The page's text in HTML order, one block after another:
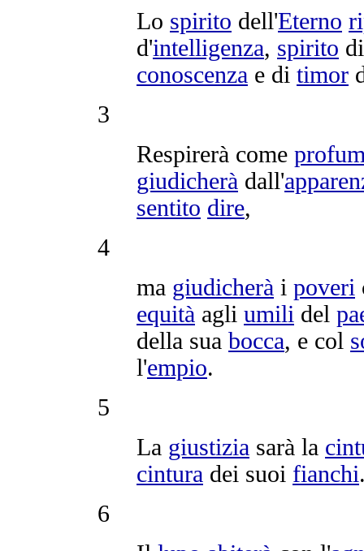
Lo spirito dell'Eterno
d'intelligenza, spirito
conoscenza e di timor
3
Respirerà come
giudicherà dall'
sentito dire,
4
ma giudicherà i poveri
equità agli umili del
della sua bocca, e col
l'empio.
5
La giustizia sarà la
cintura dei suoi fianchi
6